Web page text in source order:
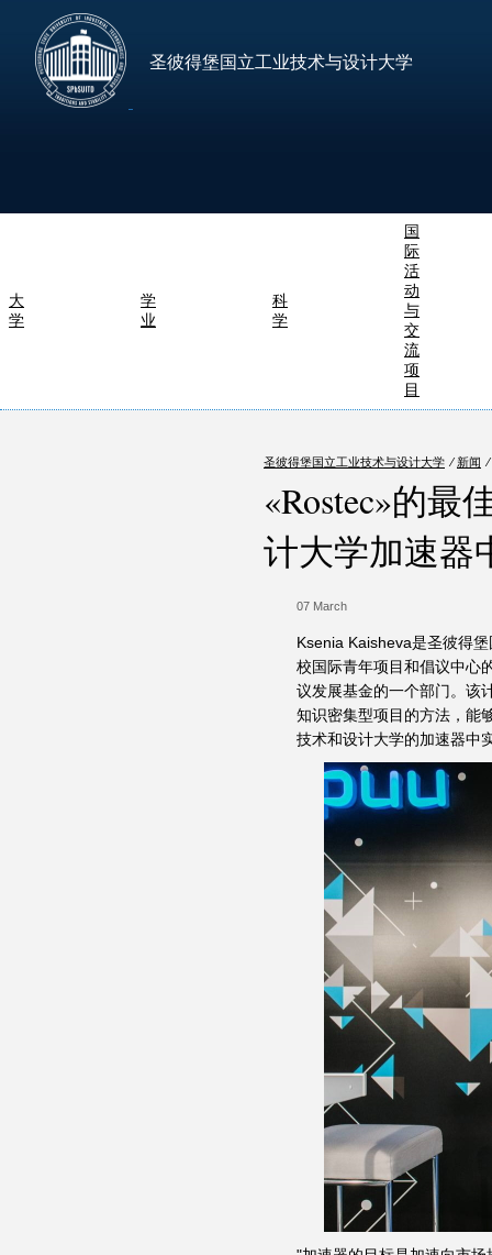
圣彼得堡国立工业技术与设计大学
大
学
学
业
科
学
国
际
活
动
与
交
流
项
目
圣彼得堡国立工业技术与设计大学 ⁄ 新闻 ⁄
«Rostec»的
计大学加速器
07 March
Ksenia Kaisheva是圣彼得
校国际青年项目和倡议中心
议发展基金的一个部门。该
知识密集型项目的方法，能
技术和设计大学的加速器中